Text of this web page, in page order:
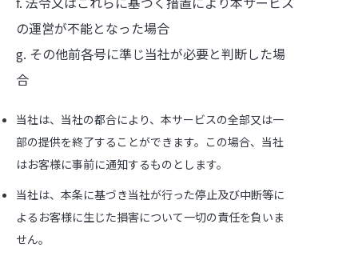
の運営が不能となった場合
g. その他前各号に準じ当社が必要と判断した場
合
当社は、当社の都合により、本サービスの全部又は一
部の提供を終了することができます。この場合、当社
はお客様に事前に通知するものとします。
当社は、本条に基づき当社が行った停止及び中断等に
よるお客様に生じた損害について一切の責任を負いま
せん。